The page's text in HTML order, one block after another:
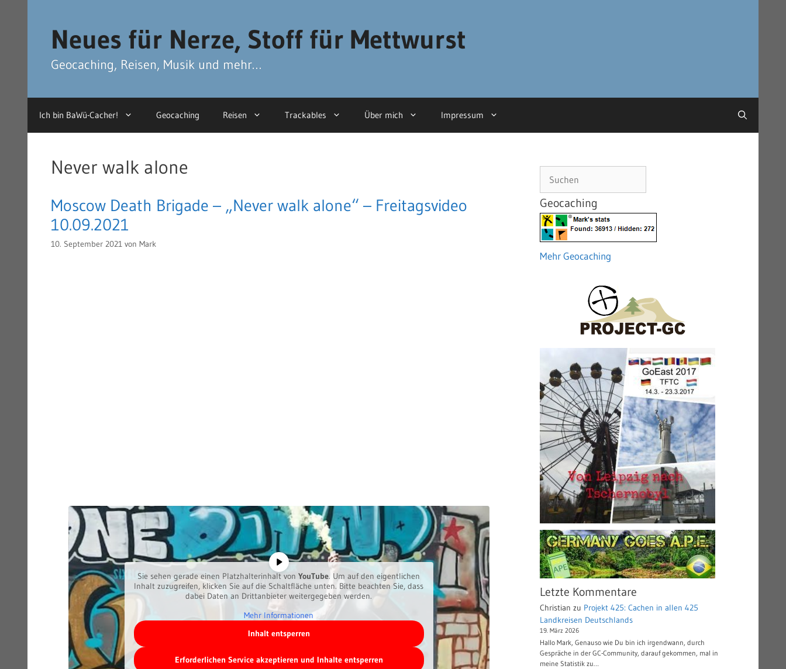
Neues für Nerze, Stoff für Mettwurst
Geocaching, Reisen, Musik und mehr…
Ich bin BaWü-Cacher! Geocaching Reisen Trackables Über mich Impressum
Never walk alone
Moscow Death Brigade – „Never walk alone“ – Freitagsvideo
10.09.2021
10. September 2021 von Mark
Sie sehen gerade einen Platzhalterinhalt von YouTube. Um auf den eigentlichen
Inhalt zuzugreifen, klicken Sie auf die Schaltfläche unten. Bitte beachten Sie, dass
dabei Daten an Drittanbieter weitergegeben werden.
Mehr Informationen
Inhalt entsperren
Erforderlichen Service akzeptieren und Inhalte entsperren
Geocaching
Mehr Geocaching
Letzte Kommentare
Christian zu Projekt 425: Cachen in allen 425
Landkreisen Deutschlands
19. März 2026
Hallo Mark, Genauso wie Du bin ich irgendwann, durch
Gespräche in der GC-Community, darauf gekommen, mal in
meine Statistik zu…